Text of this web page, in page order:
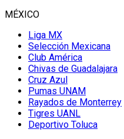
MÉXICO
Liga MX
Selección Mexicana
Club América
Chivas de Guadalajara
Cruz Azul
Pumas UNAM
Rayados de Monterrey
Tigres UANL
Deportivo Toluca